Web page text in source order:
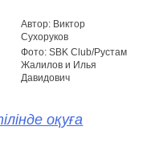
Автор: Виктор
Сухоруков
Фото: SBK Club/Рустам
Жалилов и Илья
Давидович
оқуға